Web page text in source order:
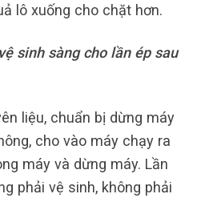
lô xuống cho chặt hơn.
sinh sàng cho lần ép sau
liệu, chuẩn bị dừng máy
cho vào máy chạy ra
máy và dừng máy. Lần
phải vệ sinh, không phải